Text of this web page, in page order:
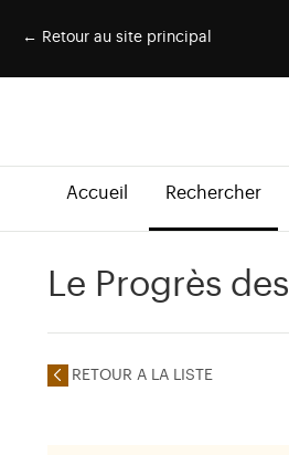
← Retour au site principal
Accueil Rechercher
Le Progrès
RETOUR A LA LISTE